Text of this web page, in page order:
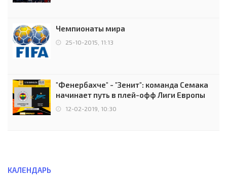
Чемпионаты мира
25-10-2015, 11:13
"Фенербахче" - "Зенит": команда Семака
начинает путь в плей-офф Лиги Европы
12-02-2019, 10:30
КАЛЕНДАРЬ